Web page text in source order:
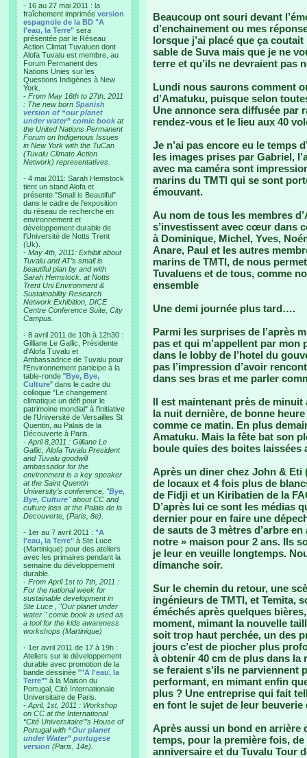
- 16 au 27 mai 2011 : la
fraîchement imprimée version
espagnole de la BD "A
l'eau, la Terre" sera
présentée par le Réseau
Action Climat Tuvaluen dont
Alofa Tuvalu est membre, au
Forum Permanent des
Nations Unies sur les
Questions Indigènes à New
York.
- From May 16th to 27th, 2011
: The new born Spanish
version of “our planet
under water” comic book at
the United Nations Permanent
Forum on Indigenous Issues
in New York with the TuCan
(Tuvalu Climate Action
Network) representatives.
- 4 mai 2011: Sarah Hemstock
tient un stand Alofa et
présente "Small is Beautiful"
dans le cadre de l'exposition
du réseau de recherche en
environnement et
développement durable de
l'Université de Notts Trent
(Uk).
- May 4th, 2011: Exhibit about
Tuvalu and AT’s small is
beautiful plan by and with
Sarah Hemstock. at Notts
Trent Uni Environment &
Sustainability Research
Network Exhibition, DICE
Centre Conference Suite, City
Campus.
- 8 avril 2011 de 10h à 12h30 :
Gilliane Le Gallic, Présidente
d'Alofa Tuvalu et
Ambassadrice de Tuvalu pour
l'Environnement participe à la
table-ronde "Bye, Bye,
Culture" dans le cadre du
colloque "Le changement
climatique un défi pour le
patrimoine mondial" à l'initiative
de l'Université de Versailles St
Quentin, au Palais de la
Découverte à Paris.
- April 8,2011 : Gilliane Le
Gallic, Alofa Tuvalu President
and Tuvalu goodwill
ambassador for the
environment is a key speaker
at the Saint Quentin
University’s conference, "Bye,
Bye, Culture" about CC and
culture loss at the Palais de la
Decouverte, (Paris, 8e).
- 1er au 7 avril 2011 : "A
l'eau, la Terre" à Ste Luce
(Martinique) pour des ateliers
avec les primaires pendant la
semaine du développement
durable.
- From April 1st to 7th, 2011 :
For the national week for
sustainable development in
Ste Luce , "Our planet under
water " comic book is used as
a tool for the kids awareness
workshops (Martinique)
- 1er avril 2011 de 17 à 19h :
Ateliers sur le développement
durable avec promotion de la
bande dessinée ""A l'eau, la
Terre"" à la Maison du
Portugal, Cité Internationale
Universitaire de Paris.
- April, 1st, 2011 : Workshop
on CC at the International
“Cité Universitaire”’s House of
Portugal with “Our planet
under Water” portugese
version (Paris, 14e).
Beaucoup ont souri devant
d’enchainement ou mes
lorsque j’ai placé que ça
sable de Suva mais que je ne
terre et qu’ils ne devraient pas
Lundi nous saurons comment
d’Amatuku, puisque selon
Une annonce sera diffusée par
rendez-vous et le lieu aux 40
Je n’ai pas encore eu le temps
les images prises par Gabriel,
avec ma caméra sont
marins du TMTI qui se sont
émouvant.
Au nom de tous les membres
s’investissent avec cœur dans
à Dominique, Michel, Yves,
Anare, Paul et les autres
marins de TMTI, de nous
Tuvaluens et de tous, comme
ensemble
Une demi journée plus tard….
Parmi les surprises de l’après
pas et qui m’appellent par
dans le lobby de l’hotel du
pas l’impression d’avoir
dans ses bras et me parler
Il est maintenant près de
la nuit dernière, de bonne
comme ce matin. En plus
Amatuku. Mais la fête bat son
boule quies des boites
Après un diner chez John & Eti
de locaux et 4 fois plus de
de Fidji et un Kiribatien de la
D’après lui ce sont les médias
dernier pour en faire une
de sauts de 3 mètres d’arbre
notre » maison pour 2 ans. Ils
je leur en veuille longtemps.
dimanche soir.
Sur le chemin du retour, une
ingénieurs de TMTI, et Temita,
éméchés après quelques
moment, mimant la nouvelle
soit trop haut perchée, un des
jours c’est de piocher plus
à obtenir 40 cm de plus dans
se feraient s’ils ne parviennent
performant, en mimant enfin
plus ? Une entreprise qui fait
en font le sujet de leur
Après aussi un bond en arrière
temps, pour la première fois,
anniversaire et du Tuvalu Tour